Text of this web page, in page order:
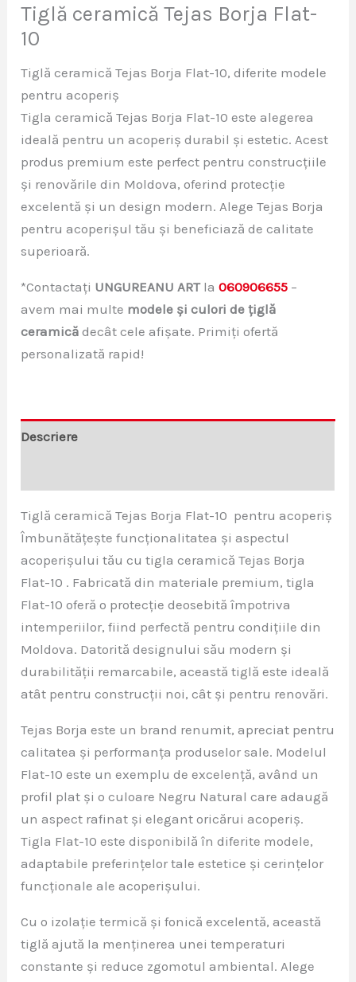
Tiglă ceramică Tejas Borja Flat-
10
Tiglă ceramică Tejas Borja Flat-10, diferite modele
pentru acoperiș
Tigla ceramică Tejas Borja Flat-10 este alegerea
ideală pentru un acoperiș durabil și estetic. Acest
produs premium este perfect pentru construcțiile
și renovările din Moldova, oferind protecție
excelentă și un design modern. Alege Tejas Borja
pentru acoperișul tău și beneficiază de calitate
superioară.
*Contactați UNGUREANU ARTla060906655 –
avem mai multe modele și culori de țiglă
ceramică decât cele afișate. Primiți ofertă
personalizată rapid!
Descriere
Tiglă ceramică Tejas Borja Flat-10 pentru acoperiș
Îmbunătățește funcționalitatea și aspectul
acoperișului tău cu tigla ceramică Tejas Borja
Flat-10 . Fabricată din materiale premium, tigla
Flat-10 oferă o protecție deosebită împotriva
intemperiilor, fiind perfectă pentru condițiile din
Moldova. Datorită designului său modern și
durabilității remarcabile, această tiglă este ideală
atât pentru construcții noi, cât și pentru renovări.
Tejas Borja este un brand renumit, apreciat pentru
calitatea și performanța produselor sale. Modelul
Flat-10 este un exemplu de excelență, având un
profil plat și o culoare Negru Natural care adaugă
un aspect rafinat și elegant oricărui acoperiș.
Tigla Flat-10 este disponibilă în diferite modele,
adaptabile preferințelor tale estetice și cerințelor
funcționale ale acoperișului.
Cu o izolație termică și fonică excelentă, această
tiglă ajută la menținerea unei temperaturi
constante și reduce zgomotul ambiental. Alege